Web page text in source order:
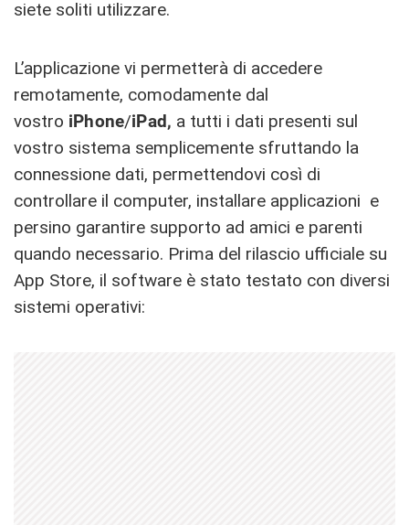
siete soliti utilizzare.
L’applicazione vi permetterà di accedere
remotamente, comodamente dal
vostro iPhone/iPad, a tutti i dati presenti sul
vostro sistema semplicemente sfruttando la
connessione dati, permettendovi così di
controllare il computer, installare applicazioni e
persino garantire supporto ad amici e parenti
quando necessario. Prima del rilascio ufficiale su
App Store, il software è stato testato con diversi
sistemi operativi: